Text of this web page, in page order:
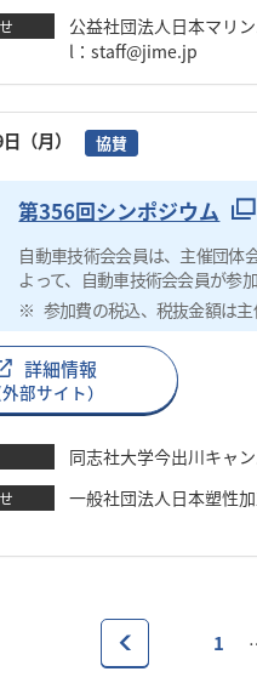
公益社団法人日本マ
l：staff@jime.jp
（月） 協賛
第356回シンポジウム
自動車技術会会員は、主催団体
よって、自動車技術会会員が参
参加費の税込、税抜金額は主
詳細情報
外部サイト）
同志社大学今出川キ
一般社団法人日本塑
1